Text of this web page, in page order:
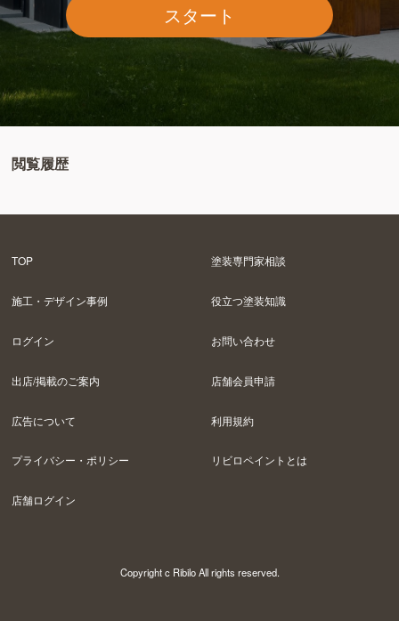
スタート
閲覧履歴
TOP 塗装専門家相談
施工・デザイン事例 役立つ塗装知識
ログイン お問い合わせ
出店/掲載のご案内 店舗会員申請
広告について 利用規約
プライバシー・ポリシー リビロペイントとは
店舗ログイン
Copyright c Ribilo All rights reserved.